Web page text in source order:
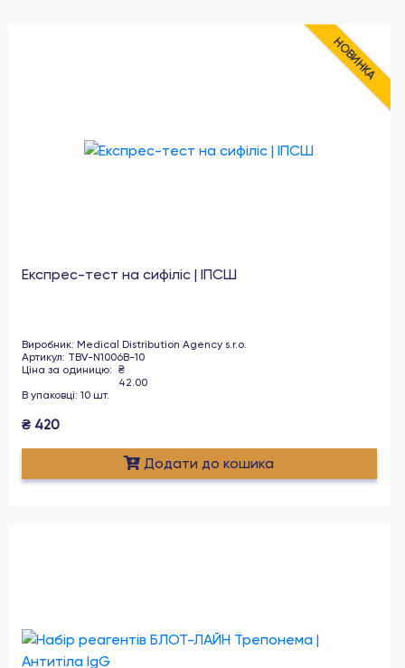
НОВИНКА
Експрес-тест на сифіліс | ІПСШ
Виробник: Medical Distribution Agency s.r.o.
Артикул: TBV-N1006B-10
Ціна за одиницю: ₴
42.00
В упаковці: 10 шт.
₴ 420
Додати до кошика